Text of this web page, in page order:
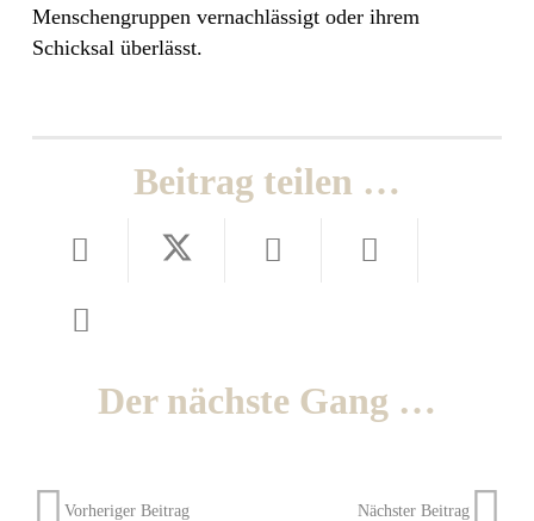
Menschengruppen vernachlässigt oder ihrem
Schicksal überlässt.
Beitrag teilen …
Der nächste Gang …
Vorheriger Beitrag Nächster Beitrag